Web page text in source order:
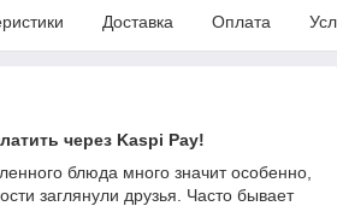
Доставка Оплата
через Kaspi Pay!
блюда много значит особенно,
заглянули друзья. Часто бывает